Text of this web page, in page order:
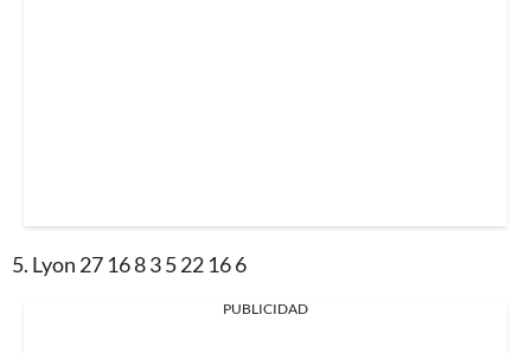
5. Lyon 27 16 8 3 5 22 16 6
PUBLICIDAD